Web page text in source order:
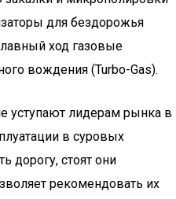
для бездорожья
ход газовые
вождения (Turbo-Gas).
уступают лидерам рынка в
в суровых
дорогу, стоят они
рекомендовать их